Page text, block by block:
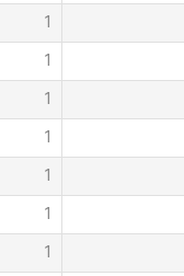
1
1
1
1
1
1
1